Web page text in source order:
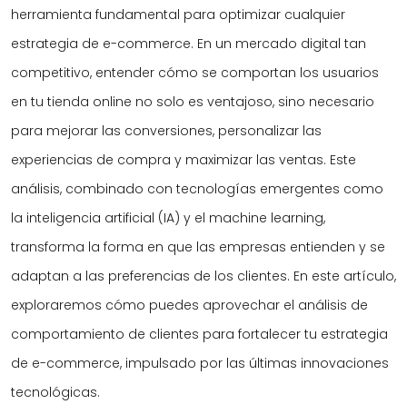
herramienta fundamental para optimizar cualquier
estrategia de e-commerce. En un mercado digital tan
competitivo, entender cómo se comportan los usuarios
en tu tienda online no solo es ventajoso, sino necesario
para mejorar las conversiones, personalizar las
experiencias de compra y maximizar las ventas. Este
análisis, combinado con tecnologías emergentes como
la inteligencia artificial (IA) y el machine learning,
transforma la forma en que las empresas entienden y se
adaptan a las preferencias de los clientes. En este artículo,
exploraremos cómo puedes aprovechar el análisis de
comportamiento de clientes para fortalecer tu estrategia
de e-commerce, impulsado por las últimas innovaciones
tecnológicas.